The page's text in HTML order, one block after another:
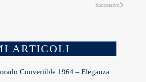
Successivo
ARTICOLI